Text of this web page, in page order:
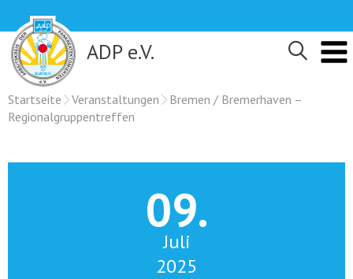
content
ADP e.V.
Startseite Veranstaltungen
Bremen / Bremerhaven –
Regionalgruppentreffen
09.
Juli
2025